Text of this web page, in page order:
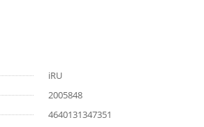
iRU
2005848
4640131347351